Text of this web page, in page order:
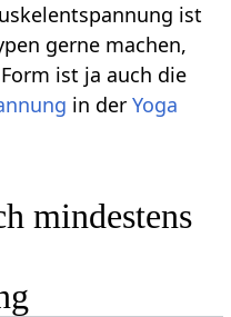
ist
gerne machen,
ist ja auch die
in derYoga
mindestens